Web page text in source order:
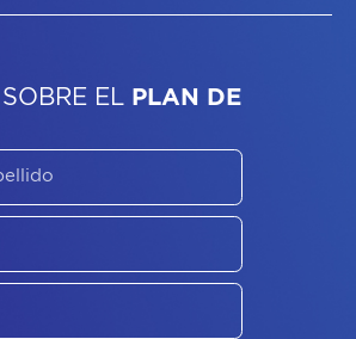
SOBREELPLAN DE